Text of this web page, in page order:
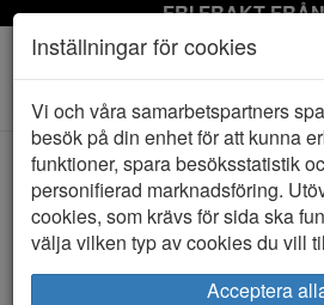
FRI FRAKT
Toggle
navigation
HEM ULRIKA
Inställningar för cookies
Vi och våra samarbetspartners
besök på din enhet för att kunna
funktioner, spara besöksstatistik
personifierad marknadsföring.
cookies, som krävs för sida ska
välja vilken typ av cookies du vill
Acceptera